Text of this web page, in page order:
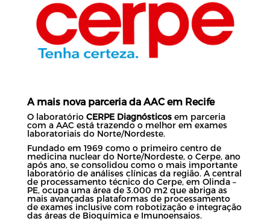
A mais nova parceria da AAC em Recife
O laboratórioCERPE Diagnósticos em parceria
com a AAC está trazendo o melhor em exames
laboratoriais do Norte/Nordeste.
Fundado em 1969 como o primeiro centro de
medicina nuclear do Norte/Nordeste, o Cerpe, ano
após ano, se consolidou como o mais importante
laboratório de análises clínicas da região. A central
de processamento técnico do Cerpe, em Olinda –
PE, ocupa uma área de 3.000 m2 que abriga as
mais avançadas plataformas de processamento
de exames inclusive com robotização e integração
das áreas de Bioquímica e Imunoensaios.